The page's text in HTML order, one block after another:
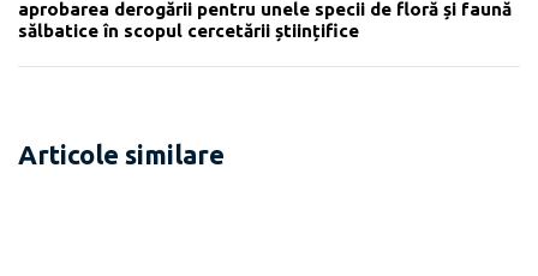
aprobarea derogării pentru unele specii de floră și faună
sălbatice în scopul cercetării științifice
Articole similare